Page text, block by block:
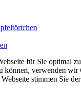
für Sie optimal
können, verwenden
stimmen Sie